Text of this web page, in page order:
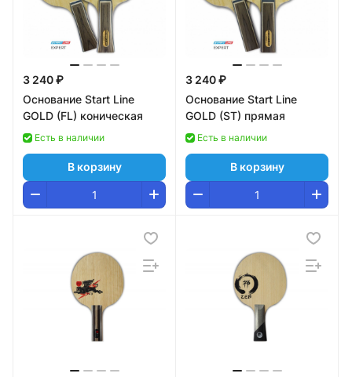
3 240 ₽
Основание Start Line
GOLD (FL) коническая
Есть в наличии
В корзину
3 240 ₽
Основание Start Line
GOLD (ST) прямая
Есть в наличии
В корзину